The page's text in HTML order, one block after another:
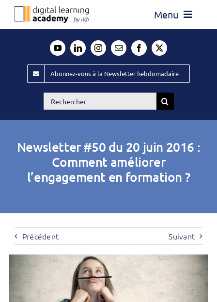
Passer
Menu
Évènements ILDI
Offres d’emploi
Publiez
Contact
Abonnez-vous à la Newsletter hebdomadaire
Rechercher:
Newsletter #50 du 20 juin 2016 :
Comment améliorer
l’engagement en formation ?
Précédent Suivant